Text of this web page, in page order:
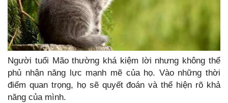
Người tuổi Mão thường khá kiệm lời nhưng không thể
phủ nhận năng lực mạnh mẽ của họ. Vào những thời
điểm quan trọng, họ sẽ quyết đoán và thể hiện rõ khả
năng của mình.